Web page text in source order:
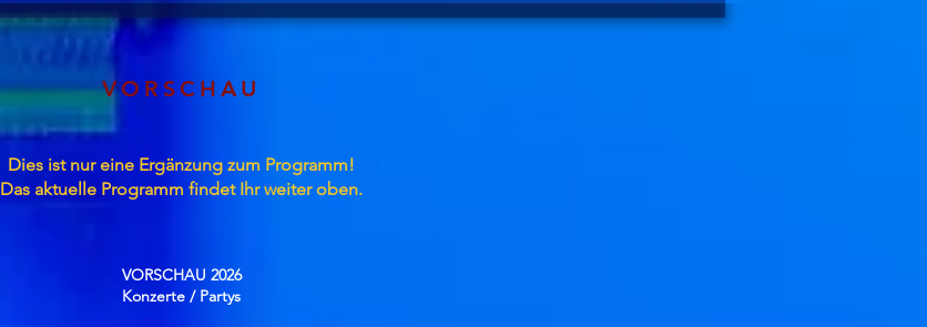
VORSCHAU
Dies ist nur eine Ergänzung zum Programm!
Das aktuelle Programm findet Ihr weiter oben.
VORSCHAU 2026
Konzerte / Partys​